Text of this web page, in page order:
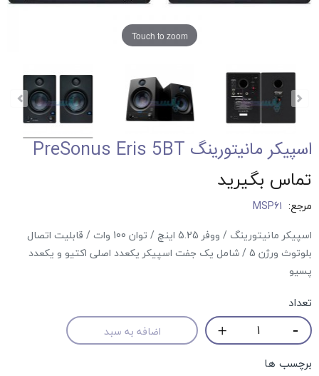
Touch to zoom
اسپیکر مانیتورینگ PreSonus Eris 5BT
تماس بگیرید
مرجع: MSP61
اسپیکر مانیتورینگ / ووفر 5.25 اینچ / توان 100 وات / قابلیت اتصال
بلوتوث ورژن 5 / شامل یک جفت اسپیکر یکعدد اصلی اکتیو و یکعدد
پسیو
تعداد
اضافه به سبد
برچسب ها